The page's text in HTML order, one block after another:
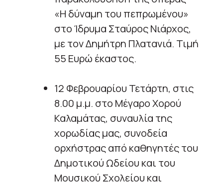
«Η δύναμη του πεπρωμένου»
στο Ίδρυμα Σταύρος Νιάρχος,
με τον Δημήτρη Πλατανιά. Τιμή
55 Ευρώ έκαστος.
12 Φεβρουαρίου Τετάρτη, στις
8.00 μ.μ. στο Μέγαρο Χορού
Καλαμάτας, συναυλία της
χορωδίας μας, συνοδεία
ορχήστρας από καθηγητές του
Δημοτικού Ωδείου και του
Μουσικού Σχολείου και